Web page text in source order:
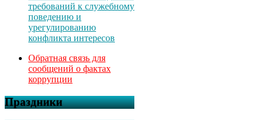
требований к служебному
поведению и
урегулированию
конфликта интересов
Обратная связь для
сообщений о фактах
коррупции
Праздники